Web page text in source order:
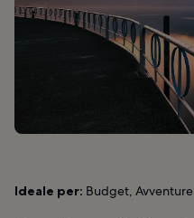
Ideale per: Budget, Avventure